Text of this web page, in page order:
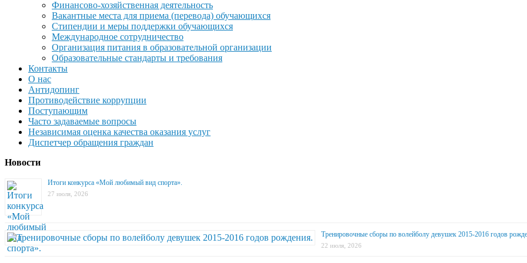
Финансово-хозяйственная деятельность
Вакантные места для приема (перевода) обучающихся
Стипендии и меры поддержки обучающихся
Международное сотрудничество
Организация питания в образовательной организации
Образовательные стандарты и требования
Контакты
О нас
Антидопинг
Противодействие коррупции
Поступающим
Часто задаваемые вопросы
Независимая оценка качества оказания услуг
Диспетчер обращения граждан
Новости
Итоги конкурса «Мой любимый вид спорта».
27 июля, 2026
Тренировочные сборы по волейболу девушек 2015-2016 годов
22 июля, 2026